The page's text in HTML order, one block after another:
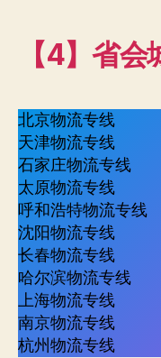
【4】省
北京物流专线
天津物流专线
石家庄物流专线
太原物流专线
呼和浩特物流专线
沈阳物流专线
长春物流专线
哈尔滨物流专线
上海物流专线
南京物流专线
杭州物流专线